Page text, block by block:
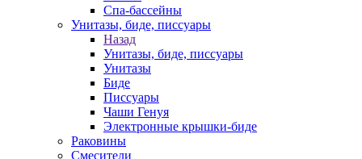
Спа-бассейны
Унитазы, биде, писсуары
Назад
Унитазы, биде, писсуары
Унитазы
Биде
Писсуары
Чаши Генуя
Электронные крышки-биде
Раковины
Смесители